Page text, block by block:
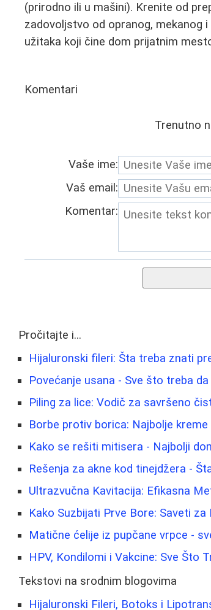
(prirodno ili u mašini). Krenite od
zadovoljstvo od opranog, mekanog
užitaka koji čine dom prijatnim
Komentari
Trenutno
Vaše ime:
Vaš email:
Komentar:
Pročitajte i...
Hijaluronski fileri: Šta treba znati
Povećanje usana - Sve što treba
Piling za lice: Vodič za savršeno
Borbe protiv borica: Najbolje
Kako se rešiti mitisera - Najbolji
Rešenja za akne kod tinejdžera -
Ultrazvučna Kavitacija: Efikasna
Kako Suzbijati Prve Bore: Saveti
Matične ćelije iz pupčane vrpce -
HPV, Kondilomi i Vakcine: Sve Što
Tekstovi na srodnim blogovima
Hijaluronski Fileri, Botoks i